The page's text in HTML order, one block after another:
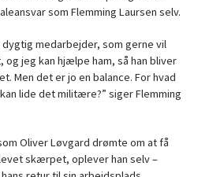
som Flemming Laursen selv.
dygtig medarbejder, som gerne vil
jeg kan hjælpe ham, så han bliver
Men det er jo en balance. For hvad
lide det militære?” siger Flemming
Oliver Løvgard drømte om at få
skærpet, oplever han selv –